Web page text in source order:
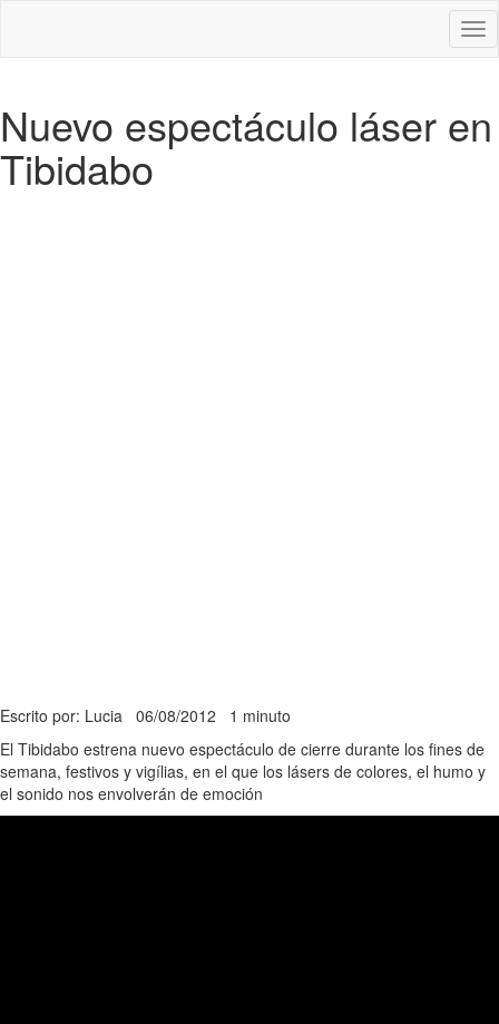
Nuevo espectáculo láser en
Tibidabo
Escrito por: Lucia 06/08/2012 1 minuto
El Tibidabo estrena nuevo espectáculo de cierre durante los fines de
semana, festivos y vigílias, en el que los lásers de colores, el humo y
el sonido nos envolverán de emoción